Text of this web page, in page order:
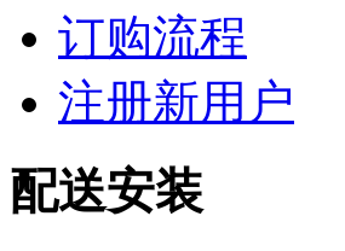
订购流程
注册新用户
配送安装